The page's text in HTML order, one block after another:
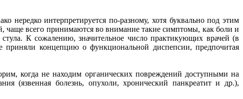
нередко интерпретируется по-разному, хотя буквально под этим
чаще всего принимаются во внимание такие симптомы, как боли и
К сожалению, значительное число практикующих врачей (в
приняли концепцию о функциональной диспепсии, предпочитая
когда не находим органических повреждений доступными на
(язвенная болезнь, опухоли, хронический панкреатит и др.),